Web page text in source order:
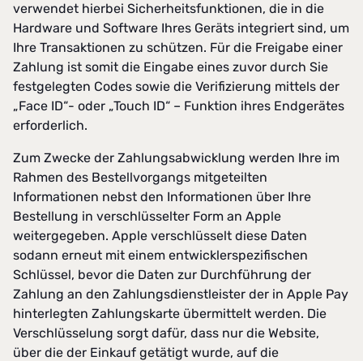
verwendet hierbei Sicherheitsfunktionen, die in die
Hardware und Software Ihres Geräts integriert sind, um
Ihre Transaktionen zu schützen. Für die Freigabe einer
Zahlung ist somit die Eingabe eines zuvor durch Sie
festgelegten Codes sowie die Verifizierung mittels der
„Face ID“- oder „Touch ID“ – Funktion ihres Endgerätes
erforderlich.
Zum Zwecke der Zahlungsabwicklung werden Ihre im
Rahmen des Bestellvorgangs mitgeteilten
Informationen nebst den Informationen über Ihre
Bestellung in verschlüsselter Form an Apple
weitergegeben. Apple verschlüsselt diese Daten
sodann erneut mit einem entwicklerspezifischen
Schlüssel, bevor die Daten zur Durchführung der
Zahlung an den Zahlungsdienstleister der in Apple Pay
hinterlegten Zahlungskarte übermittelt werden. Die
Verschlüsselung sorgt dafür, dass nur die Website,
über die der Einkauf getätigt wurde, auf die